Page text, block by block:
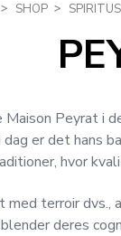
SHOP SPIRITUS
Maison Peyrat i
er det hans
hvor
med terroir
deres